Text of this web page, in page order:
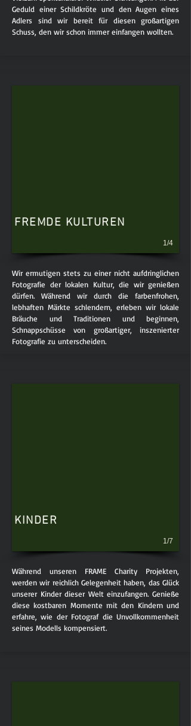
Geduld einer Schildkröte und den Augen eines
Adlers sind wir bereit für diesen großartigen
Schuss, den wir schon immer einfangen wollten.
1/4
FREMDE KULTUREN
Wir ermutigen stets zu einer nicht aufdringlichen
Fotografie der lokalen Kultur, die wir genießen
dürfen. Während wir durch die farbenfrohen,
lebhaften Märkte schlendern, erleben wir lokale
Bräuche und Traditionen und beginnen,
Schnappschüsse von großartiger, inszenierter
Fotografie zu unterscheiden.
1/7
KINDER
Während unseren FRAME Charity Projekten,
werden wir reichlich Gelegenheit haben, das Glück
unserer Kinder dieser Welt einzufangen. Genieße
diese kostbaren Momente mit den Kindern und
erfahre, wie der Fotograf die Unvollkommenheit
seines Modells kompensiert.